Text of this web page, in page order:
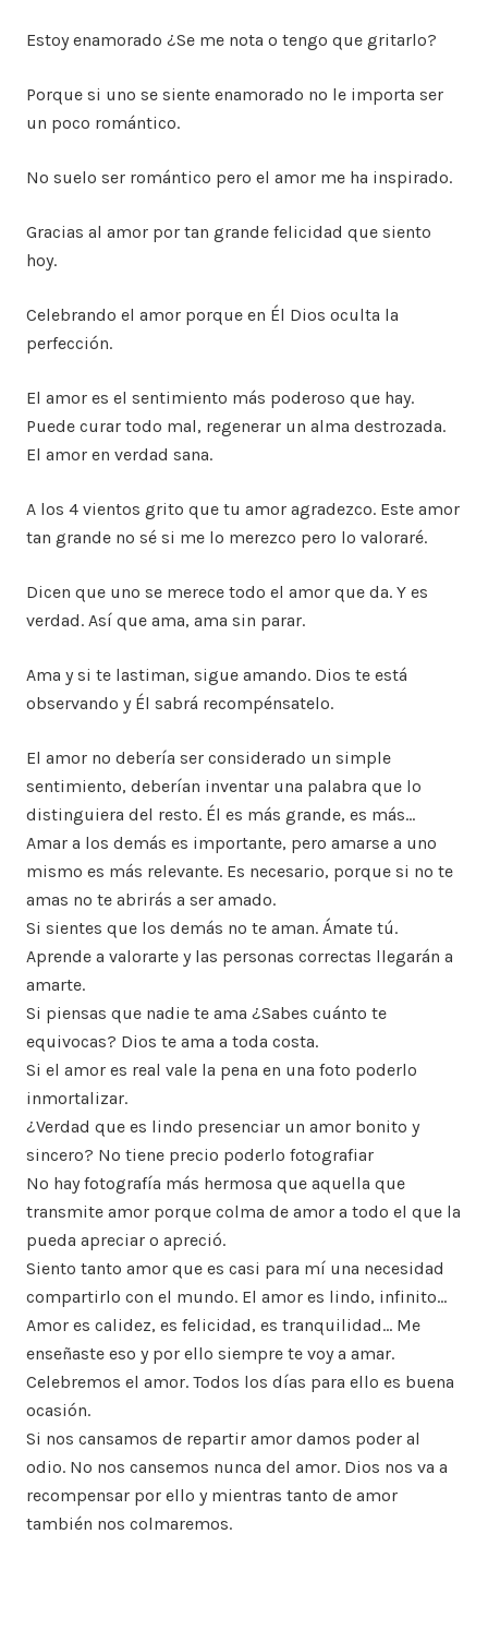
Estoy enamorado ¿Se me nota o tengo que gritarlo?
Porque si uno se siente enamorado no le importa ser
un poco romántico.
No suelo ser romántico pero el amor me ha inspirado.
Gracias al amor por tan grande felicidad que siento
hoy.
Celebrando el amor porque en Él Dios oculta la
perfección.
El amor es el sentimiento más poderoso que hay.
Puede curar todo mal, regenerar un alma destrozada.
El amor en verdad sana.
A los 4 vientos grito que tu amor agradezco. Este amor
tan grande no sé si me lo merezco pero lo valoraré.
Dicen que uno se merece todo el amor que da. Y es
verdad. Así que ama, ama sin parar.
Ama y si te lastiman, sigue amando. Dios te está
observando y Él sabrá recompénsatelo.
El amor no debería ser considerado un simple
sentimiento, deberían inventar una palabra que lo
distinguiera del resto. Él es más grande, es más…
Amar a los demás es importante, pero amarse a uno
mismo es más relevante. Es necesario, porque si no te
amas no te abrirás a ser amado.
Si sientes que los demás no te aman. Ámate tú.
Aprende a valorarte y las personas correctas llegarán a
amarte.
Si piensas que nadie te ama ¿Sabes cuánto te
equivocas? Dios te ama a toda costa.
Si el amor es real vale la pena en una foto poderlo
inmortalizar.
¿Verdad que es lindo presenciar un amor bonito y
sincero? No tiene precio poderlo fotografiar
No hay fotografía más hermosa que aquella que
transmite amor porque colma de amor a todo el que la
pueda apreciar o apreció.
Siento tanto amor que es casi para mí una necesidad
compartirlo con el mundo. El amor es lindo, infinito…
Amor es calidez, es felicidad, es tranquilidad… Me
enseñaste eso y por ello siempre te voy a amar.
Celebremos el amor. Todos los días para ello es buena
ocasión.
Si nos cansamos de repartir amor damos poder al
odio. No nos cansemos nunca del amor. Dios nos va a
recompensar por ello y mientras tanto de amor
también nos colmaremos.